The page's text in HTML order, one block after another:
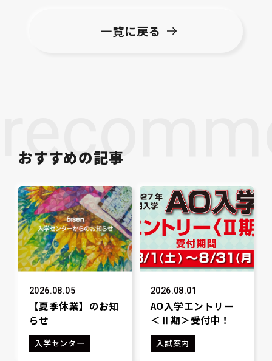
一覧に戻る
おすすめの記事
2026.08.05
【夏季休業】のお知
らせ
入学センター
2026.08.01
AO入学エントリー
＜Ⅱ期＞受付中！
入試案内